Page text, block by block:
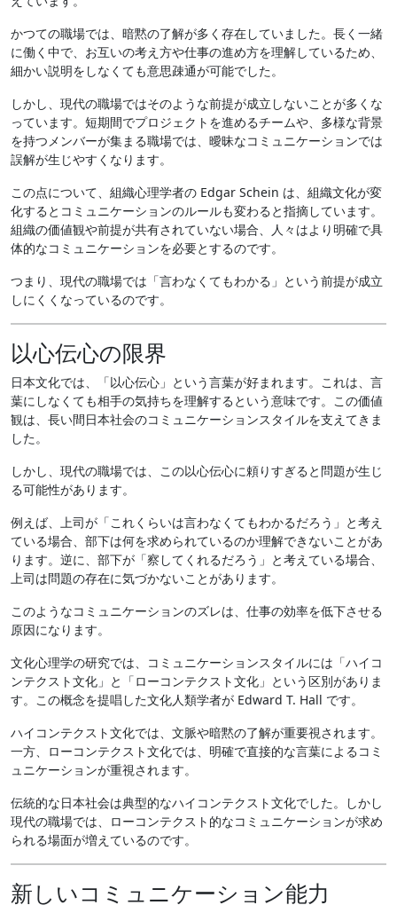
かつての職場では、暗黙の了解が多く存在していました。長く一緒
に働く中で、お互いの考え方や仕事の進め方を理解しているため、
細かい説明をしなくても意思疎通が可能でした。
しかし、現代の職場ではそのような前提が成立しないことが多くな
っています。短期間でプロジェクトを進めるチームや、多様な背景
を持つメンバーが集まる職場では、曖昧なコミュニケーションでは
誤解が生じやすくなります。
この点について、組織心理学者の Edgar Schein は、組織文化が変
化するとコミュニケーションのルールも変わると指摘しています。
組織の価値観や前提が共有されていない場合、人々はより明確で具
体的なコミュニケーションを必要とするのです。
つまり、現代の職場では「言わなくてもわかる」という前提が成立
しにくくなっているのです。
以心伝心の限界
日本文化では、「以心伝心」という言葉が好まれます。これは、言
葉にしなくても相手の気持ちを理解するという意味です。この価値
観は、長い間日本社会のコミュニケーションスタイルを支えてきま
した。
しかし、現代の職場では、この以心伝心に頼りすぎると問題が生じ
る可能性があります。
例えば、上司が「これくらいは言わなくてもわかるだろう」と考え
ている場合、部下は何を求められているのか理解できないことがあ
ります。逆に、部下が「察してくれるだろう」と考えている場合、
上司は問題の存在に気づかないことがあります。
このようなコミュニケーションのズレは、仕事の効率を低下させる
原因になります。
文化心理学の研究では、コミュニケーションスタイルには「ハイコ
ンテクスト文化」と「ローコンテクスト文化」という区別がありま
す。この概念を提唱した文化人類学者が Edward T. Hall です。
ハイコンテクスト文化では、文脈や暗黙の了解が重要視されます。
一方、ローコンテクスト文化では、明確で直接的な言葉によるコミ
ュニケーションが重視されます。
伝統的な日本社会は典型的なハイコンテクスト文化でした。しかし
現代の職場では、ローコンテクスト的なコミュニケーションが求め
られる場面が増えているのです。
新しいコミュニケーション能力